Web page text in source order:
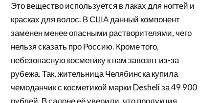
Это вещество используется в лаках для ногтей и
красках для волос. В США данный компонент
заменен менее опасными растворителями, чего
нельзя сказать про Россию. Кроме того,
небезопасную косметику к нам завозят из-за
рубежа. Так, жительница Челябинска купила
чемоданчик с косметикой марки Desheli за 49 900